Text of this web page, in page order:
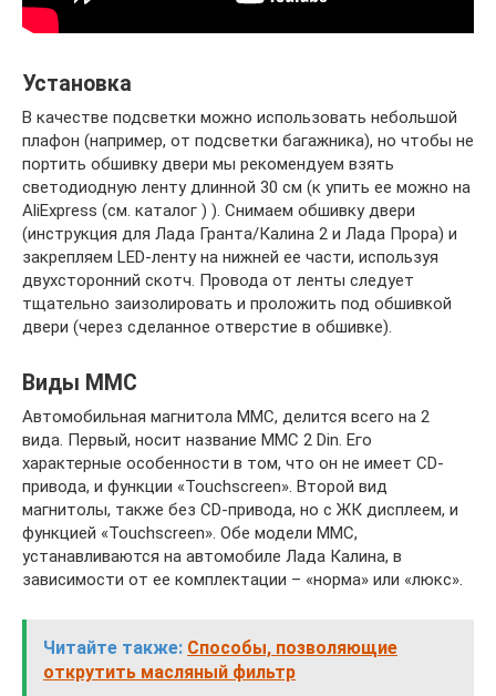
Установка
В качестве подсветки можно использовать небольшой
плафон (например, от подсветки багажника), но чтобы не
портить обшивку двери мы рекомендуем взять
светодиодную ленту длинной 30 см (к упить ее можно на
AliExpress (см. каталог ) ). Снимаем обшивку двери
(инструкция для Лада Гранта/Калина 2 и Лада Прора) и
закрепляем LED-ленту на нижней ее части, используя
двухсторонний скотч. Провода от ленты следует
тщательно заизолировать и проложить под обшивкой
двери (через сделанное отверстие в обшивке).
Виды ММС
Автомобильная магнитола ММС, делится всего на 2
вида. Первый, носит название ММС 2 Din. Его
характерные особенности в том, что он не имеет CD-
привода, и функции «Touchscreen». Второй вид
магнитолы, также без CD-привода, но с ЖК дисплеем, и
функцией «Touchscreen». Обе модели ММС,
устанавливаются на автомобиле Лада Калина, в
зависимости от ее комплектации – «норма» или «люкс».
Читайте также: Способы, позволяющие
открутить масляный фильтр